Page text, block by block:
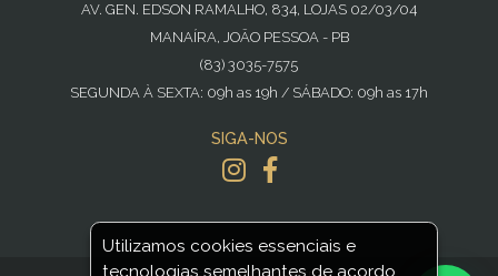
AV. GEN. EDSON RAMALHO, 834, LOJAS 02/03/04
MANAÍRA, JOÃO PESSOA - PB
(83) 3035-7575
SEGUNDA À SEXTA: 09h as 19h / SÁBADO: 09h as 17h
SIGA-NOS
Utilizamos cookies essenciais e
tecnologias semelhantes de acordo